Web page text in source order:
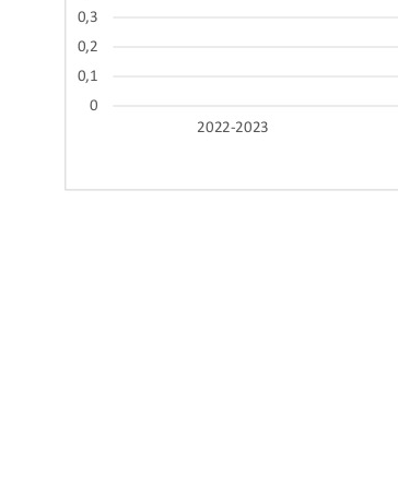
0
0,1
0,2
0,3
2022-2023